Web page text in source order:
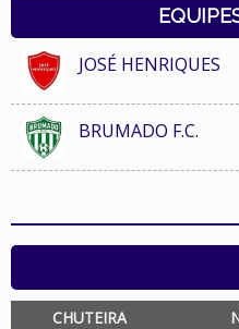
JOSÉ HENRIQUES
BRUMADO F.C.
CHUTEIRA